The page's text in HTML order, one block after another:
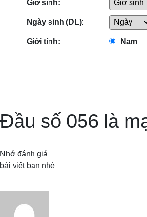
Giờ sinh:
Ngày sinh (DL):
Giới tính: Nam
Đầu số 056 là
Nhớ đánh giá
bài viết bạn nhé